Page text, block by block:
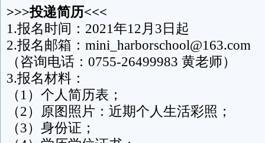
>>>投递简历<<<
1.报名时间：2021年12月3日起
2.报名邮箱：mini_harborschool@163.com
（咨询电话：0755-26499983 黄老师）
3.报名材料：
（1）个人简历表；
（2）原图照片：近期个人生活彩照；
（3）身份证；